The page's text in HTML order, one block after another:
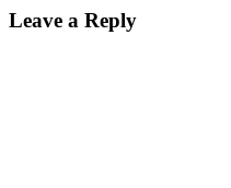
Leave a Reply